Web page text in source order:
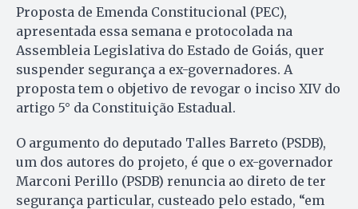
Proposta de Emenda Constitucional (PEC),
apresentada essa semana e protocolada na
Assembleia Legislativa do Estado de Goiás, quer
suspender segurança a ex-governadores. A
proposta tem o objetivo de revogar o inciso XIV do
artigo 5° da Constituição Estadual.
O argumento do deputado Talles Barreto (PSDB),
um dos autores do projeto, é que o ex-governador
Marconi Perillo (PSDB) renuncia ao direto de ter
segurança particular, custeado pelo estado, “em